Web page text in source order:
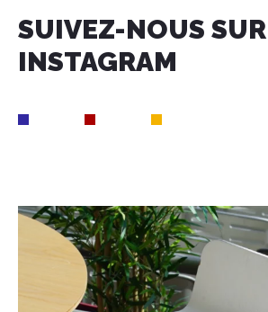
SUIVEZ-NOUS SUR
INSTAGRAM